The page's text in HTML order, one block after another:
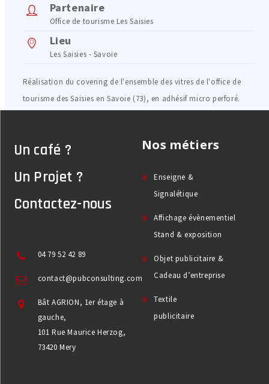
Partenaire
Office de tourisme Les Saisies
Lieu
Les Saisies - Savoie
Réalisation du covering de l'ensemble des vitres de l'office de
tourisme des Saisies en Savoie (73), en adhésif micro perforé.
Un café ?
Un Projet ?
Contactez-nous
04 79 52 42 89
contact@pubconsulting.com
Bât AGRION, 1er étage à
gauche,
101 Rue Maurice Herzog,
73420 Mery
Nos métiers
Enseigne &
Signalétique
Affichage évènementiel
Stand & exposition
Objet publicitaire &
Cadeau d’entreprise
Textile
publicitaire